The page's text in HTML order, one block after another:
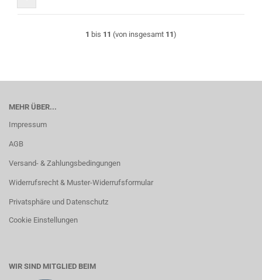
1 bis 11 (von insgesamt 11)
MEHR ÜBER...
Impressum
AGB
Versand- & Zahlungsbedingungen
Widerrufsrecht & Muster-Widerrufsformular
Privatsphäre und Datenschutz
Cookie Einstellungen
WIR SIND MITGLIED BEIM